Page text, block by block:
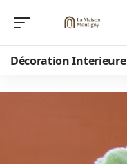
Décoration Interieure